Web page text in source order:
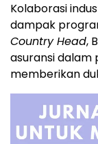
Kolaborasi
dampak
Country Head,
asuransi dalam
memberikan